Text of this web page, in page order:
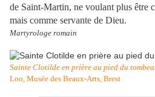
de Saint-Martin, ne voulant plus être
mais comme servante de Dieu.
Martyrologe romain
Sainte Clotilde en prière au pied du
Loo, Musée des Beaux-Arts, Brest